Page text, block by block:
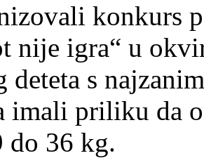
konkurs
nije igra“ u
deteta s
imali priliku da
do 36 kg.